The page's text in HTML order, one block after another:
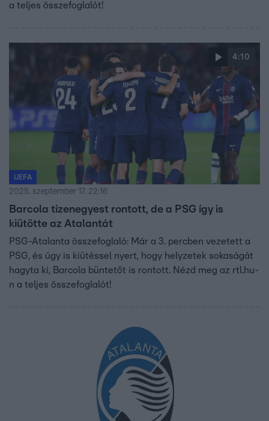
a teljes összefoglalót!
4:10
UEFA
2025. szeptember 17. 22:16
Barcola tizenegyest rontott, de a PSG így is
kiütötte az Atalantát
PSG-Atalanta összefoglaló: Már a 3. percben vezetett a
PSG, és úgy is kiütéssel nyert, hogy helyzetek sokaságát
hagyta ki, Barcola büntetőt is rontott. Nézd meg az rtl.hu-
n a teljes összefoglalót!